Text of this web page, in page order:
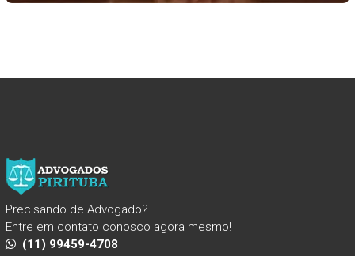
Precisando de Advogado?
Entre em contato conosco agora mesmo!
(11) 99459-4708